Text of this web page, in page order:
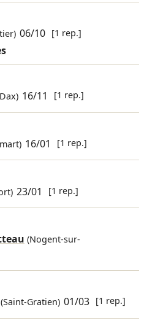
06/10 [1 rep.]
16/11 [1 rep.]
16/01 [1 rep.]
23/01 [1 rep.]
(Nogent-sur-
Gratien) 01/03 [1 rep.]